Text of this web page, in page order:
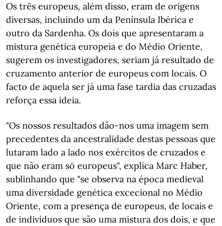
Os três europeus, além disso, eram de origens
diversas, incluindo um da Península Ibérica e
outro da Sardenha. Os dois que apresentaram a
mistura genética europeia e do Médio Oriente,
sugerem os investigadores, seriam já resultado de
cruzamento anterior de europeus com locais. O
facto de aquela ser já uma fase tardia das cruzadas
reforça essa ideia.
"Os nossos resultados dão-nos uma imagem sem
precedentes da ancestralidade destas pessoas que
lutaram lado a lado nos exércitos de cruzados e
que não eram só europeus", explica Marc Haber,
sublinhando que "se observa na época medieval
uma diversidade genética excecional no Médio
Oriente, com a presença de europeus, de locais e
de indivíduos que são uma mistura dos dois, e que